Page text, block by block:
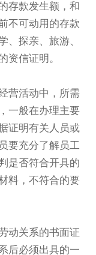
存款发生额，和
不可动用的存款
、探亲、旅游、
资信证明。
营活动中，所需
一般在办理主要
证明有关人员或
要充分了解员工
是否符合开具的
料，不符合的要
动关系的书面证
后必须出具的一